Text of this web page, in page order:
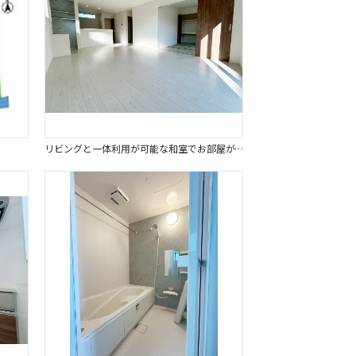
リビングと一体利用が可能な和室でお部屋がより広々とゆとりある空間になります。